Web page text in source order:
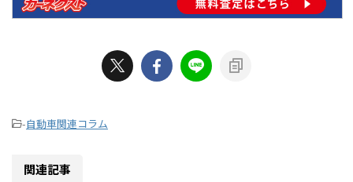
-自動車関連コラム
関連記事